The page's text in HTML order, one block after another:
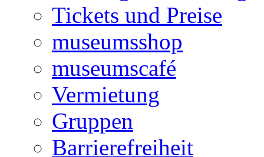
Tickets und Preise
museumsshop
museumscafé
Vermietung
Gruppen
Barrierefreiheit